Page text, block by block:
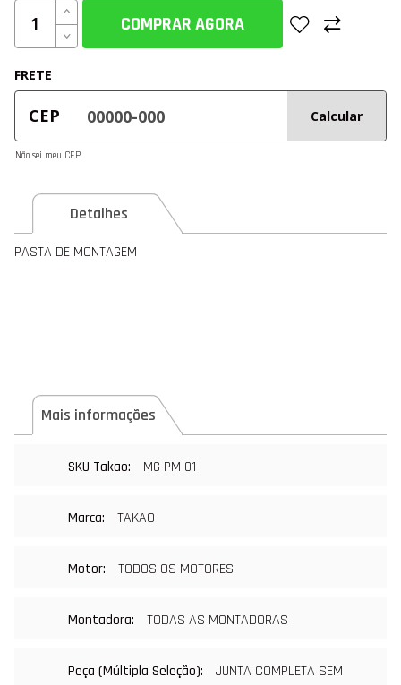
COMPRAR AGORA
FRETE
CEP Calcular
Não sei meu CEP
Detalhes
PASTA DE MONTAGEM
Mais informações
informações
MG PM 01
TAKAO
TODOS OS MOTORES
TODAS AS MONTADORAS
JUNTA COMPLETA SEM